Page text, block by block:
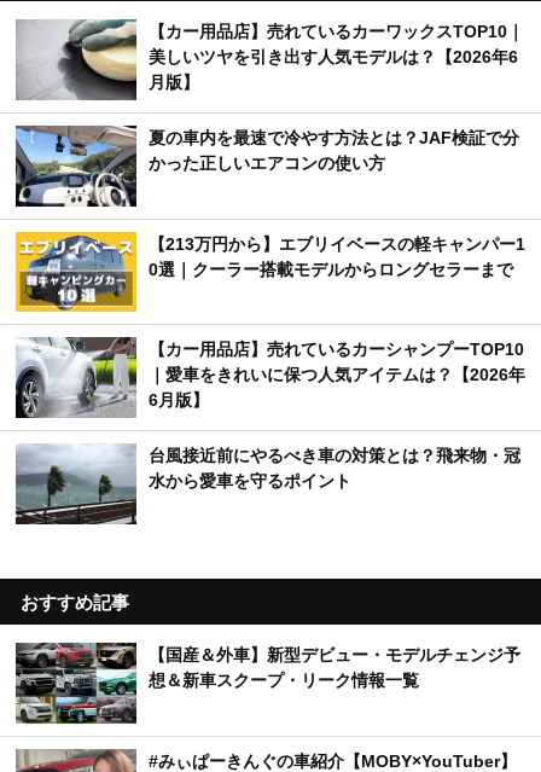
【カー用品店】売れているカーワックスTOP10｜
美しいツヤを引き出す人気モデルは？【2026年6
月版】
夏の車内を最速で冷やす方法とは？JAF検証で分
かった正しいエアコンの使い方
【213万円から】エブリイベースの軽キャンパー1
0選｜クーラー搭載モデルからロングセラーまで
【カー用品店】売れているカーシャンプーTOP10
｜愛車をきれいに保つ人気アイテムは？【2026年
6月版】
台風接近前にやるべき車の対策とは？飛来物・冠
水から愛車を守るポイント
おすすめ記事
【国産＆外車】新型デビュー・モデルチェンジ予
想＆新車スクープ・リーク情報一覧
#みぃぱーきんぐの車紹介【MOBY×YouTuber】